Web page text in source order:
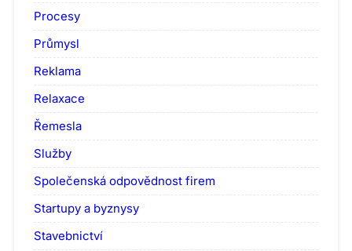
Procesy
Průmysl
Reklama
Relaxace
Řemesla
Služby
Společenská odpovědnost firem
Startupy a byznysy
Stavebnictví